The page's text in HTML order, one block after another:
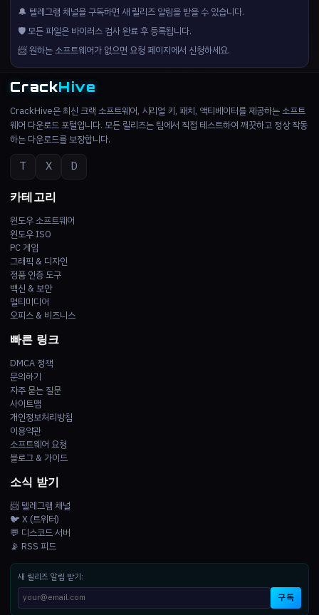
🔔 텔레그램 채널을 구독하면 새 릴리즈 알림을 받을 수 있습니다.
🛡️ 모든 파일은 바이러스 검사 완료 후 등록됩니다.
📨 원하는 소프트웨어가 없으면 요청 페이지에서 신청하세요.
CrackHive
CrackHive은 최신 크랙 소프트웨어, 시리얼 키, 패치, 액티베이터를 제공하는 소프트
웨어 다운로드 포털입니다. 모든 릴리즈는 팀에서 직접 테스트하여 깨끗하고 정상 작동
하는 다운로드를 보장합니다.
T X D
카테고리
윈도우 소프트웨어
윈도우 ISO
PC 게임
그래픽 & 디자인
정품 인증 도구
백신 & 보안
멀티미디어
오피스 & 비즈니스
빠른 링크
DMCA 정책
문의하기
자주 묻는 질문
사이트맵
개인정보처리방침
이용약관
소프트웨어 요청
블로그 & 가이드
소식 받기
📨 텔레그램 채널
🐦 X (트위터)
💬 디스코드 서버
📡 RSS 피드
새 릴리즈 알림 받기:
구독